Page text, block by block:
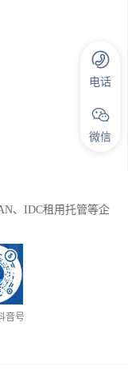
、IDC租用托管等企
音号
电话
微信